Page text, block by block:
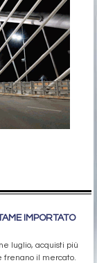
IMPORTATO
luglio, acquisti più
frenano il mercato.